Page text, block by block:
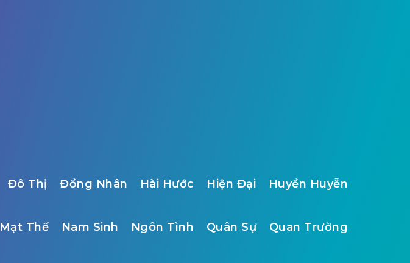
Đô Thị Đồng Nhân Hài Hước Hiện Đại Huyền Huyễn
Mạt Thế Nam Sinh Ngôn Tình Quân Sự Quan Trường